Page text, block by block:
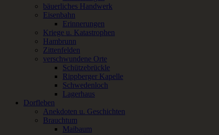
bäuerliches Handwerk
Eisenbahn
Erinnerungen
Kriege u. Katastrophen
Hambrunn
Zittenfelden
verschwundene Orte
Schützebrückle
Rippberger Kapelle
Schwedenloch
Lagerhaus
Dorfleben
Anekdoten u. Geschichten
Brauchtum
Maibaum